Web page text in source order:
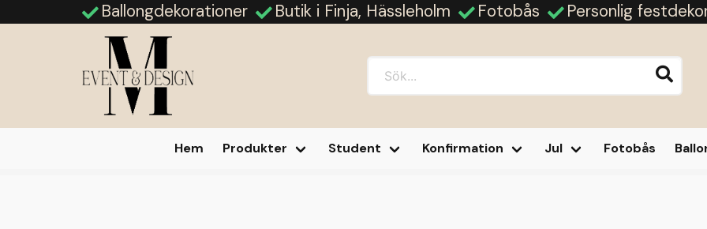
Ballongdekorationer Butik i Finja, Hässleholm Fotobås Personlig
Hem Produkter Student Konfirmation Jul Fotobås